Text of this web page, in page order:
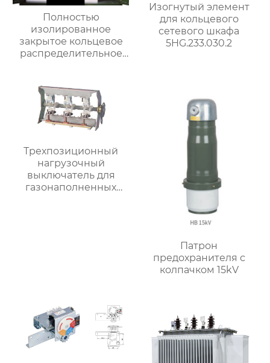
Полностью
изолированное
закрытое кольцевое
распределительное
Изогнутый элемент
для кольцевого
сетевого шкафа
5HG.233.030.2
Трехпозиционный
нагрузочный
выключатель для
газонаполненных
Патрон
предохранителя с
колпачком 15kV